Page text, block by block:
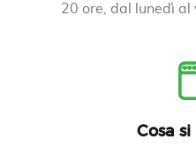
20 ore, dal lunedì
Cosa